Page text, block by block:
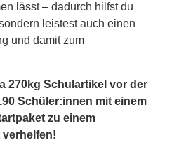
lässt – dadurch hilfst du
leistest auch einen
und damit zum
270kg Schulartikel vor der
Schüler:innen mit einem
zu einem